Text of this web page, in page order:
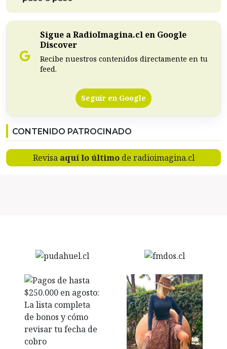
Sigue a RadioImagina.cl en Google
Discover
Recibe nuestros contenidos directamente en tu
feed.
Seguir en Google
CONTENIDO PATROCINADO
Revisa aquí lo últimode radioimagina.cl